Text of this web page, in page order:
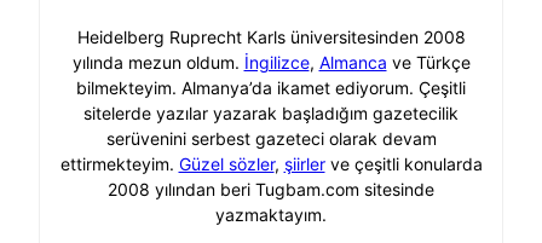
Heidelberg Ruprecht Karls üniversitesinden 2008
yılında mezun oldum. İngilizce, Almanca ve Türkçe
bilmekteyim. Almanya’da ikamet ediyorum. Çeşitli
sitelerde yazılar yazarak başladığım gazetecilik
serüvenini serbest gazeteci olarak devam
ettirmekteyim. Güzel sözler, şiirlerve çeşitli konularda
2008 yılından beri Tugbam.com sitesinde
yazmaktayım.